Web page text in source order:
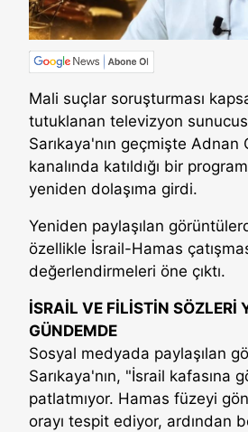
Mali suçlar soruşturması
tutuklanan televizyon
Sarıkaya'nın geçmişte Adnan
kanalında katıldığı bir
yeniden dolaşıma girdi.
Yeniden paylaşılan
özellikle İsrail-Hamas
değerlendirmeleri öne çıktı.
İSRAİL VE FİLİSTİN SÖZLERİ
GÜNDEMDE
Sosyal medyada paylaşılan
Sarıkaya'nın, "İsrail kafasına
patlatmıyor. Hamas füzeyi
orayı tespit ediyor, ardından